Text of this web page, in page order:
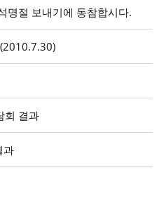
명절 보내기에 동참합시다.
회 결과
과